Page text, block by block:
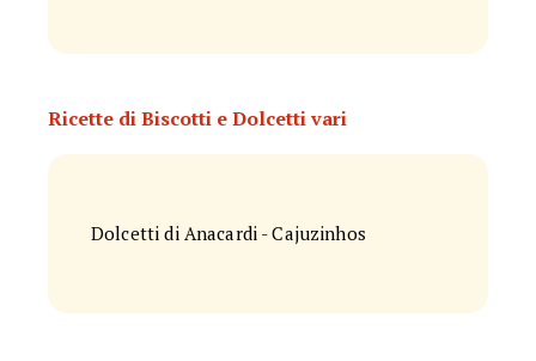
Ricette di Biscotti e Dolcetti vari
Dolcetti di Anacardi - Cajuzinhos